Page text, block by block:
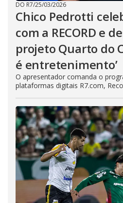
DO R7/25/03/2026
Chico Pedrotti
com a RECORD e
projeto Quarto do
é entretenimento’
O apresentador comanda o
plataformas digitais R7.com,